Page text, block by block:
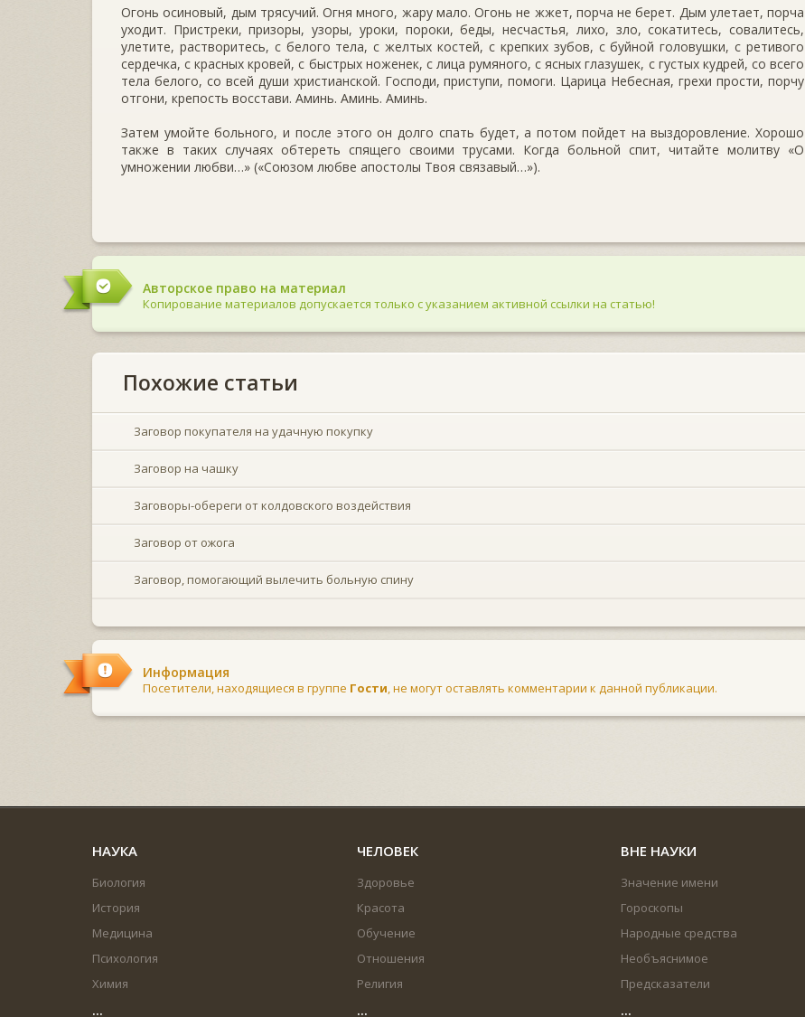
Огонь осиновый, дым трясучий. Огня много, жару мало. Огонь не жжет, порча не берет. Дым улетает, порча
уходит. Пристреки, призоры, узоры, уроки, пороки, беды, несчастья, лихо, зло, сокатитесь, совалитесь,
улетите, растворитесь, с белого тела, с желтых костей, с крепких зубов, с буйной головушки, с ретивого
сердечка, с красных кровей, с быстрых ноженек, с лица румяного, с ясных глазушек, с густых кудрей, со всего
тела белого, со всей души христианской. Господи, приступи, помоги. Царица Небесная, грехи прости, порчу
отгони, крепость восстави. Аминь. Аминь. Аминь.
Затем умойте больного, и после этого он долго спать будет, а потом пойдет на выздоровление. Хорошо
также в таких случаях обтереть спящего своими трусами. Когда больной спит, читайте молитву «О
умножении любви…» («Союзом любве апостолы Твоя связавый…»).
Авторское право на материал
Копирование материалов допускается только с указанием активной ссылки на статью!
Похожие статьи
Заговор покупателя на удачную покупку
Заговор на чашку
Заговоры-обереги от колдовского воздействия
Заговор от ожога
Заговор, помогающий вылечить больную спину
Информация
Посетители, находящиеся в группе Гости, не могут оставлять комментарии к данной публикации.
НАУКА
Биология
История
Медицина
Психология
Химия
...
ЧЕЛОВЕК
Здоровье
Красота
Обучение
Отношения
Религия
...
ВНЕ НАУКИ
Значение имени
Гороскопы
Народные средства
Необъяснимое
Предсказатели
...